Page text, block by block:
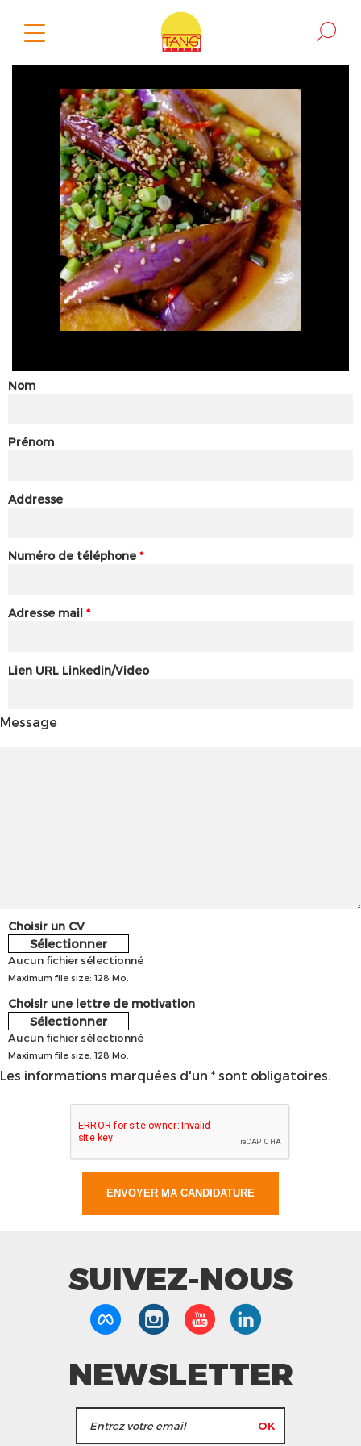
Nom
Prénom
Addresse
Numéro de téléphone *
Adresse mail *
Lien URL Linkedin/Video
Message
Choisir un CV
Sélectionner
Aucun fichier sélectionné
Maximum file size: 128 Mo.
Choisir une lettre de motivation
Sélectionner
Aucun fichier sélectionné
Maximum file size: 128 Mo.
Les informations marquées d'un * sont obligatoires.
SUIVEZ-NOUS
NEWSLETTER